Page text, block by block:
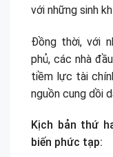
với những sinh
Đồng thời, với
phủ, các nhà
tiềm lực tài
nguồn cung dồi
Kịch bản thứ
biến phức tạp: